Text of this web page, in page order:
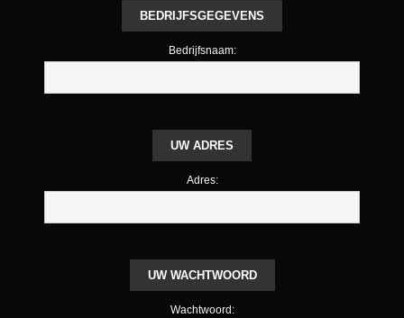
BEDRIJFSGEGEVENS
Bedrijfsnaam:
UW ADRES
Adres:
UW WACHTWOORD
Wachtwoord: